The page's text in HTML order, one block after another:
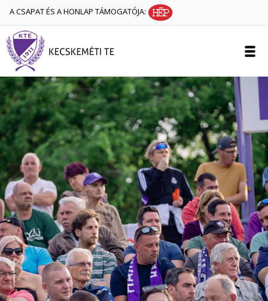
A CSAPAT ÉS A HONLAP TÁMOGATÓJA: